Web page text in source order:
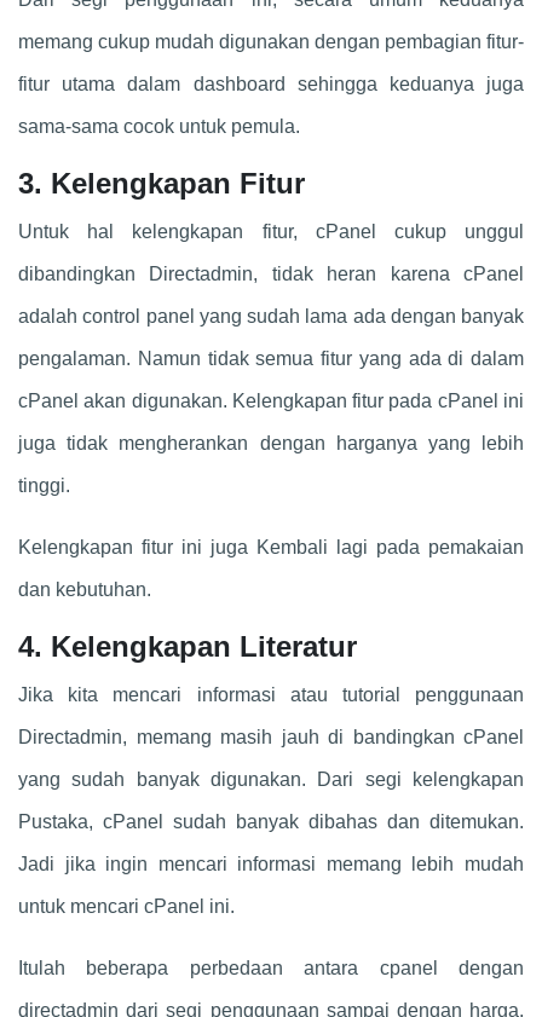
memang cukup mudah digunakan dengan pembagian fitur-
fitur utama dalam dashboard sehingga keduanya juga
sama-sama cocok untuk pemula.
3. Kelengkapan Fitur
Untuk hal kelengkapan fitur, cPanel cukup unggul
dibandingkan Directadmin, tidak heran karena cPanel
adalah control panel yang sudah lama ada dengan banyak
pengalaman. Namun tidak semua fitur yang ada di dalam
cPanel akan digunakan. Kelengkapan fitur pada cPanel ini
juga tidak mengherankan dengan harganya yang lebih
tinggi.
Kelengkapan fitur ini juga Kembali lagi pada pemakaian
dan kebutuhan.
4. Kelengkapan Literatur
Jika kita mencari informasi atau tutorial penggunaan
Directadmin, memang masih jauh di bandingkan cPanel
yang sudah banyak digunakan. Dari segi kelengkapan
Pustaka, cPanel sudah banyak dibahas dan ditemukan.
Jadi jika ingin mencari informasi memang lebih mudah
untuk mencari cPanel ini.
Itulah beberapa perbedaan antara cpanel dengan
directadmin dari segi penggunaan sampai dengan harga.